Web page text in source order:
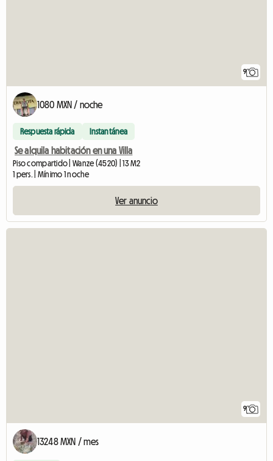
9
1080 MXN / noche
Respuesta rápida Instantánea
Se alquila habitación en una Villa
Piso compartido | Wanze (4520) | 13 M2
1 pers. | Mínimo 1 noche
Ver anuncio
9
13248 MXN / mes